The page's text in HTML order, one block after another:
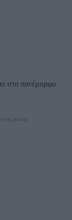
στο πανέμορφο
σας στους